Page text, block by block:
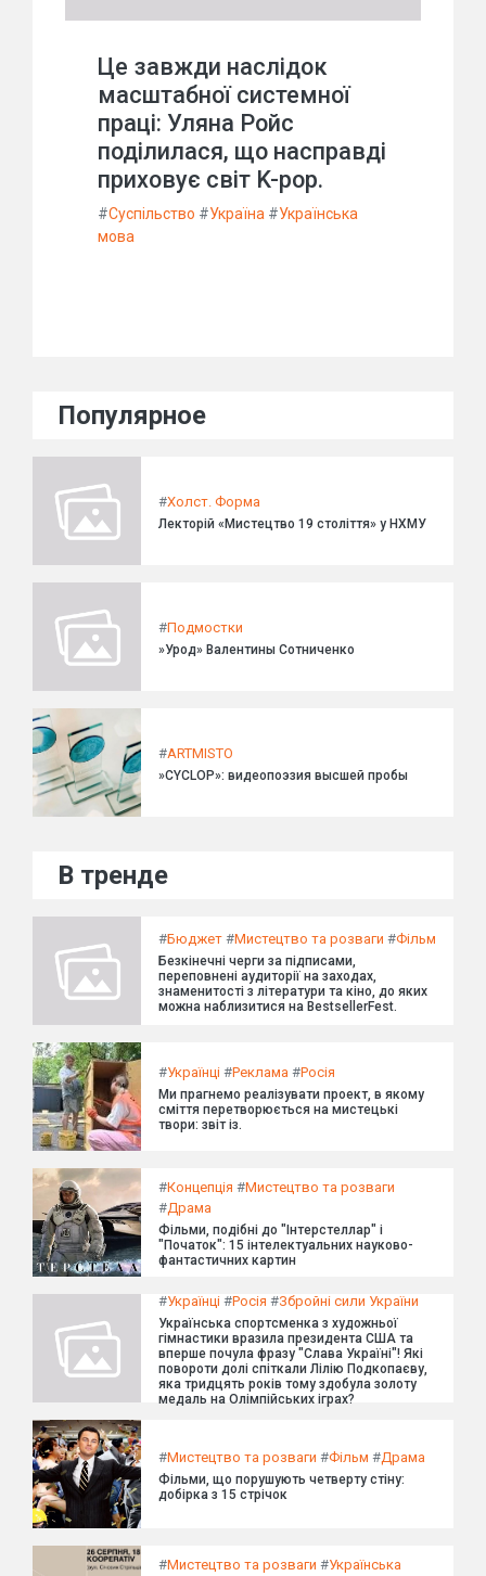
Це завжди наслідок
масштабної системної
праці: Уляна Ройс
поділилася, що насправді
приховує світ K-pop.
#Суспільство #Україна #Українська
мова
Популярное
#Холст. Форма
Лекторій «Мистецтво 19 століття» у НХМУ
#Подмостки
»Урод» Валентины Сотниченко
#ARTMISTO
»CYCLOP»: видеопоэзия высшей пробы
В тренде
#Бюджет #Мистецтво та розваги #Фільм
Безкінечні черги за підписами,
переповнені аудиторії на заходах,
знаменитості з літератури та кіно, до яких
можна наблизитися на BestsellerFest.
#Українці #Реклама #Росія
Ми прагнемо реалізувати проект, в якому
сміття перетворюється на мистецькі
твори: звіт із.
#Концепція #Мистецтво та розваги
#Драма
Фільми, подібні до "Інтерстеллар" і
"Початок": 15 інтелектуальних науково-
фантастичних картин
#Українці #Росія #Збройні сили України
Українська спортсменка з художньої
гімнастики вразила президента США та
вперше почула фразу "Слава Україні"! Які
повороти долі спіткали Лілію Подкопаєву,
яка тридцять років тому здобула золоту
медаль на Олімпійських іграх?
#Мистецтво та розваги #Фільм #Драма
Фільми, що порушують четверту стіну:
добірка з 15 стрічок
#Мистецтво та розваги #Українська